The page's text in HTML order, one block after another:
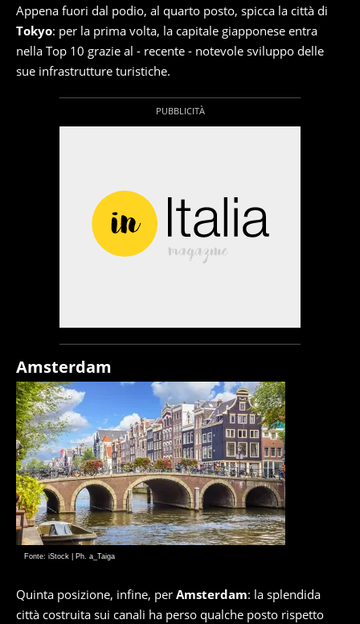
Appena fuori dal podio, al quarto posto, spicca la città di
Tokyo: per la prima volta, la capitale giapponese entra
nella Top 10 grazie al - recente - notevole sviluppo delle
sue infrastrutture turistiche.
Amsterdam
Fonte: iStock | Ph. a_Taiga
Quinta posizione, infine, per Amsterdam: la splendida
città costruita sui canali ha perso qualche posto rispetto